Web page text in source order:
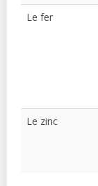
Le fer
Le zinc